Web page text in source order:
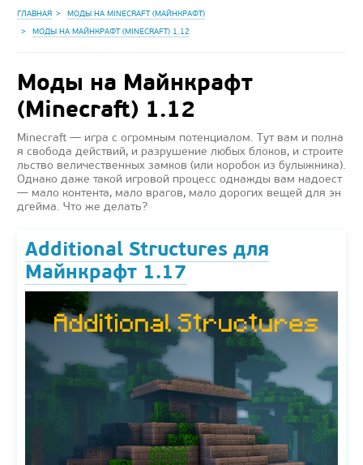
ГЛАВНАЯ
МОДЫ НА MINECRAFT (МАЙНКРАФТ)
МОДЫ НА МАЙНКРАФТ (MINECRAFT) 1.12
Моды на Майнкрафт
(Minecraft) 1.12
Minecraft — игра с огромным потенциалом. Тут вам и полна
я свобода действий, и разрушение любых блоков, и строите
льство величественных замков (или коробок из булыжника).
Однако даже такой игровой процесс однажды вам надоест
— мало контента, мало врагов, мало дорогих вещей для эн
дгейма. Что же делать?
Additional Structures для
Майнкрафт 1.17